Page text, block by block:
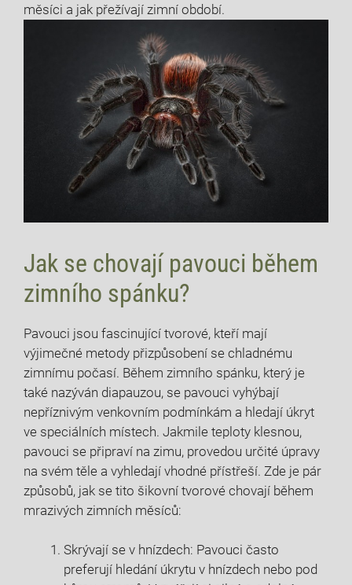
měsíci a jak přežívají zimní období.
Jak se chovají pavouci během
zimního spánku?
Pavouci jsou fascinující tvorové, kteří mají
výjimečné metody přizpůsobení se chladnému
zimnímu počasí. Během zimního spánku, který je
také nazýván diapauzou, se pavouci vyhýbají
nepříznivým venkovním podmínkám a hledají úkryt
ve speciálních místech. Jakmile teploty klesnou,
pavouci se připraví na zimu, provedou určité úpravy
na svém těle a vyhledají vhodné přístřeší. Zde je pár
způsobů, jak se tito šikovní tvorové chovají během
mrazivých zimních měsíců:
Skrývají se v hnízdech: Pavouci často
preferují hledání úkrytu v hnízdech nebo pod